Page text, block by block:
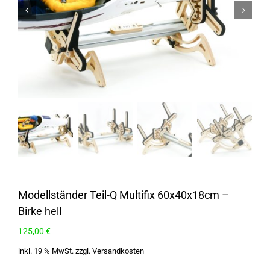
Modellständer Teil-Q Multifix 60x40x18cm –
Birke hell
125,00 €
inkl. 19 % MwSt. zzgl. Versandkosten